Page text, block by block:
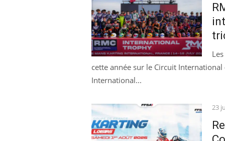
cette année sur le Circuit
International...
23